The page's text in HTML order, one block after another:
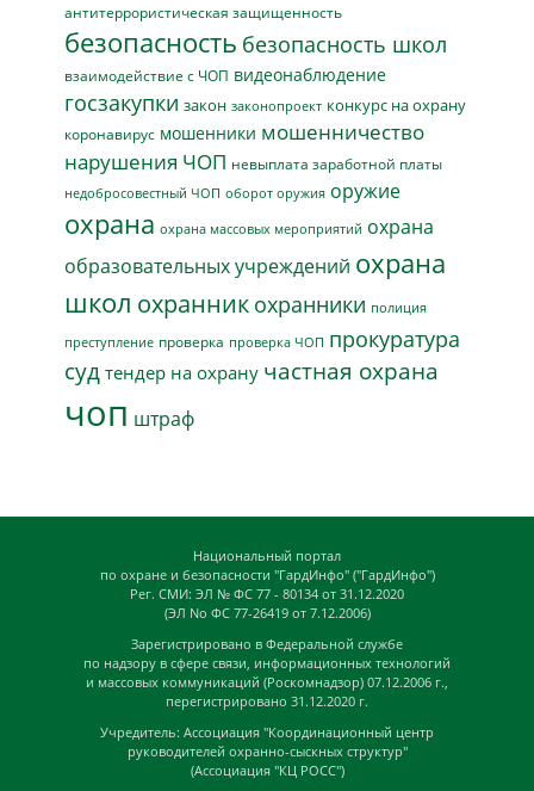
антитеррористическая защищенность
безопасность безопасность школ
взаимодействие с ЧОП видеонаблюдение
госзакупки закон законопроект конкурс на охрану
коронавирус мошенники мошенничество
нарушения ЧОП невыплата заработной платы
недобросовестный ЧОП оборот оружия оружие
охрана охрана массовых мероприятий охрана
образовательных учреждений охрана
школ охранник охранники полиция
преступление проверка проверка ЧОП прокуратура
суд тендер на охрану частная охрана
чоп штраф
Национальный портал
по охране и безопасности "ГардИнфо" ("ГардИнфо")
Рег. СМИ: ЭЛ № ФС 77 - 80134 от 31.12.2020
(ЭЛ No ФС 77-26419 от 7.12.2006)
Зарегистрировано в Федеральной службе
по надзору в сфере связи, информационных технологий
и массовых коммуникаций (Роскомнадзор) 07.12.2006 г.,
перегистрировано 31.12.2020 г.
Учредитель: Ассоциация "Координационный центр
руководителей охранно-сыскных структур"
(Ассоциация "КЦ РОСС")